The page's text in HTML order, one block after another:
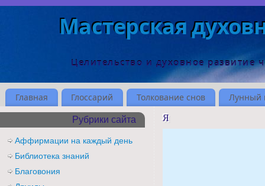
Мастерская
Целительство и духовное развитие
Главная Глоссарий Толкование снов Лунный
Я
Рубрики сайта
Аффирмации на каждый день
Библиотека знаний
Благовония